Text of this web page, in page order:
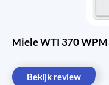
Miele WTI 370
Bekijk review